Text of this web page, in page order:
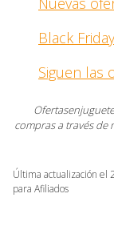
Black
Siguen las
compras a través de
Última actualización el
para Afiliados